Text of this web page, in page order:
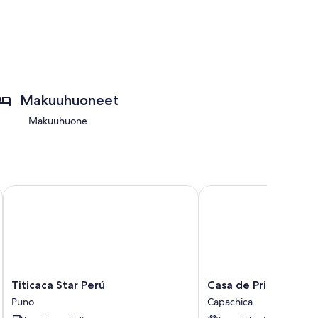
Makuuhuoneet
Makuuhuone
Titicaca
Star
Perú
Titicaca Star Perú
Puno
Titicaca Star Perú
Casa
de
Primo
Casa de Primo
Capachica
Casa de Primo